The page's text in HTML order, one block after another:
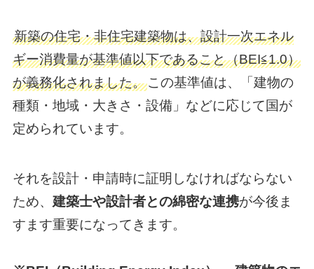
新築の住宅・非住宅建築物は、設計一次エネル
ギー消費量が基準値以下であること（BEI≦1.0）
が義務化されました。この基準値は、「建物の
種類・地域・大きさ・設備」などに応じて国が
定められています。
それを設計・申請時に証明しなければならない
ため、 建築士や設計者との綿密な連携が今後ま
すます重要になってきます。